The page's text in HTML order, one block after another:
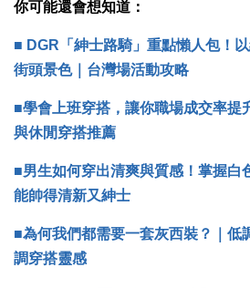
你可能還會想知道：
■ DGR「紳士路騎」重點懶人包！
街頭景色｜台灣場活動攻略
■學會上班穿搭，讓你職場成交率提
與休閒穿搭推薦
■男生如何穿出清爽與質感！掌握白
能帥得清新又紳士
■為何我們都需要一套灰西裝？｜低
調穿搭靈感